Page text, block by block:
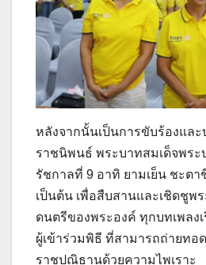
หลังจากนั้นเป็นการขับร้องและ
ราชนิพนธ์ พระบาทสมเด็จพระ
รัชกาลที่ 9 อาทิ ยามเย็น ชะตา
เป็นต้น เพื่อสืบสานและเชิดชูพ
ดนตรีของพระองค์ ทุกบทเพลง
ผู้เข้าร่วมพิธี ที่สามารถถ่ายทอ
ราชปณิธานด้วยความไพเราะ